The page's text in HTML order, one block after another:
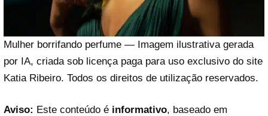
Mulher borrifando perfume — Imagem ilustrativa gerada
por IA, criada sob licença paga para uso exclusivo do site
Katia Ribeiro. Todos os direitos de utilização reservados.
Aviso: Este conteúdo é informativo, baseado em